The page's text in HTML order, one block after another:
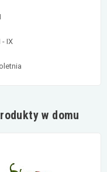
- IX
w domu